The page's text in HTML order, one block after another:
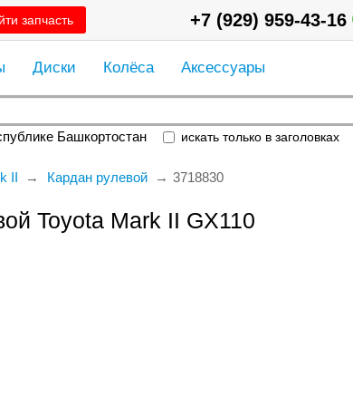
запчасть +7 (929) 959-43-16
Диски Колёса Аксессуары
Башкортостан искать только в заголовках
II Кардан рулевой 3718830
Toyota Mark II GX110